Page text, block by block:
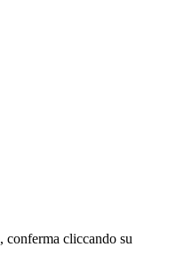
cliccando su